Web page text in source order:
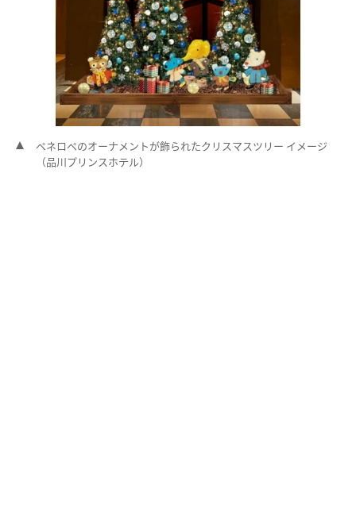
ペネロペのオーナメントが飾られたクリスマスツリー イメージ
（品川プリンスホテル）